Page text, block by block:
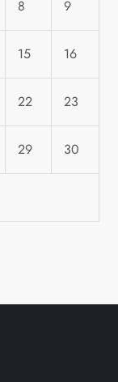
8 9
15 16
22 23
29 30